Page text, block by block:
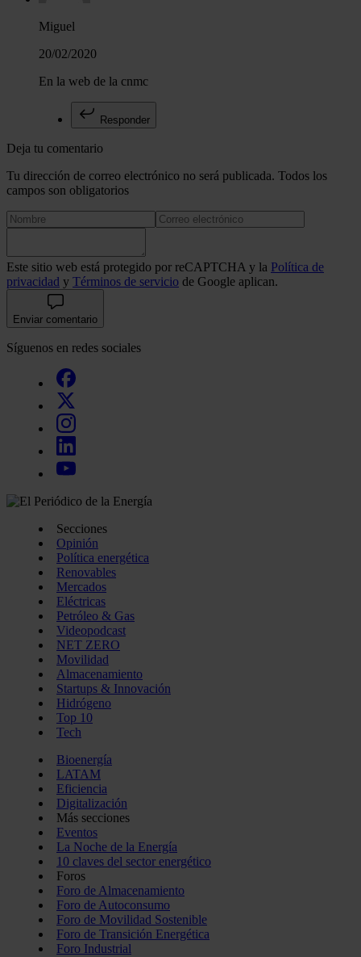
Miguel
20/02/2020
En la web de la cnmc
Responder
Deja tu comentario
Tu dirección de correo electrónico no será publicada. Todos los
campos son obligatorios
Este sitio web está protegido por reCAPTCHA y la Política de
privacidad y Términos de servicio de Google aplican.
Enviar comentario
Síguenos en redes sociales
Secciones
Opinión
Política energética
Renovables
Mercados
Eléctricas
Petróleo & Gas
Videopodcast
NET ZERO
Movilidad
Almacenamiento
Startups & Innovación
Hidrógeno
Top 10
Tech
Bioenergía
LATAM
Eficiencia
Digitalización
Más secciones
Eventos
La Noche de la Energía
10 claves del sector energético
Foros
Foro de Almacenamiento
Foro de Autoconsumo
Foro de Movilidad Sostenible
Foro de Transición Energética
Foro Industrial